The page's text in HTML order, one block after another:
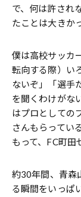
で、何は許され
たことは大きか
僕は高校サッカ
転向する際）い
ないぞ」「選手
を聞くわけがな
はプロとしての
さんもらってい
もって、FC町田
約30年間、青森
る瞬間をいっぱ